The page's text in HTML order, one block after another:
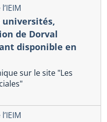
universités,
de Dorval
disponible en
sur le site "Les